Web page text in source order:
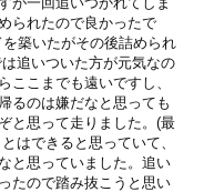
られたので良かったで
築いたがその後詰められ
追いついた方が元気なの
ここまでも遠いですし、
るのは嫌だなと思っても
と思って走りました。(最
はできると思っていて、
と思っていました。追い
たので踏み抜こうと思い